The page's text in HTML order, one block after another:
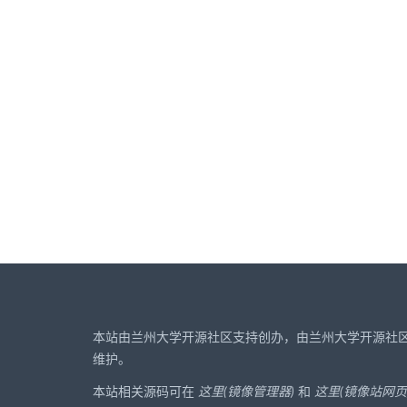
本站由兰州大学开源社区支持创办，由兰州大学开源社
维护。
本站相关源码可在 这里(镜像管理器) 和 这里(镜像站网